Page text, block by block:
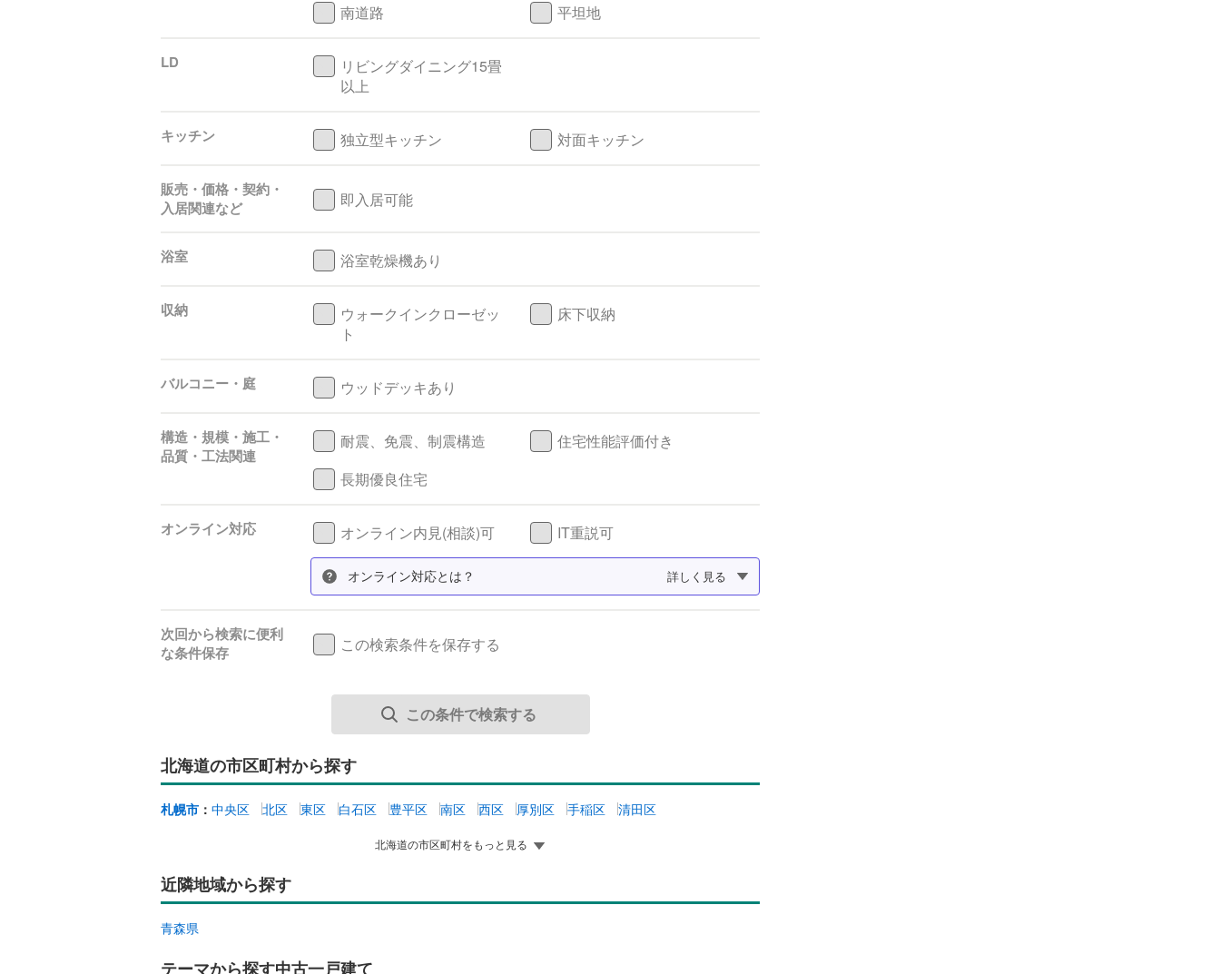
南道路
平坦地
LD
リビングダイニング15畳
以上
キッチン 独立型キッチン 対面キッチン
販売・価格・契約・
入居関連など
即入居可能
浴室 浴室乾燥機あり
収納
ウォークインクローゼッ
ト
床下収納
バルコニー・庭 ウッドデッキあり
構造・規模・施工・
品質・工法関連
耐震、免震、制震構造
住宅性能評価付き
長期優良住宅
オンライン対応 オンライン内見(相談)可 IT重説可
オンライン対応とは？ 詳しく見る
次回から検索に便利
な条件保存
この検索条件を保存する
北海道の市区町村から探す
札幌市 ： 中央区 北区 東区 白石区 豊平区 南区 西区 厚別区 手稲区 清田区
北海道の市区町村をもっと見る
近隣地域から探す
青森県
テーマから探す中古一戸建て